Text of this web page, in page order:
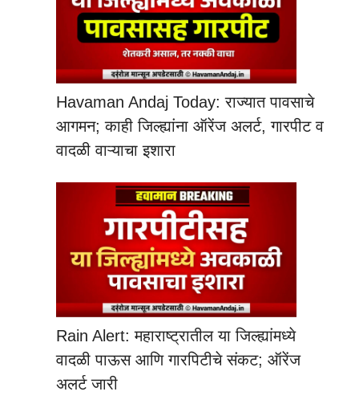
शासकीय माहिती आणि योजना
WhatsApp ग्रुप
जॉईन करा!
जॉईन करा
Havaman Andaj Today: राज्यात पावसाचे
आगमन; काही जिल्ह्यांना ऑरेंज अलर्ट, गारपीट व
वादळी वाऱ्याचा इशारा
Rain Alert: महाराष्ट्रातील या जिल्ह्यांमध्ये
वादळी पाऊस आणि गारपिटीचे संकट; ऑरेंज
अलर्ट जारी